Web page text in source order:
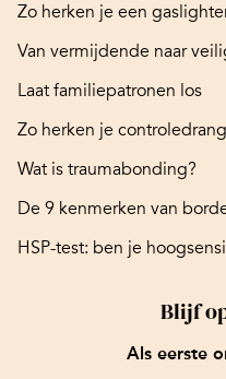
Zo herken je een
Van vermijdende naar
Laat familiepatronen los
Zo herken je controledrang
Wat is traumabonding?
De 9 kenmerken van
HSP-test: ben je
Blijf
Als eerste